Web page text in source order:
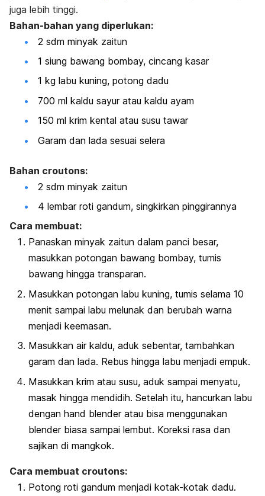
juga lebih tinggi.
Bahan-bahan yang diperlukan:
2 sdm minyak zaitun
1 siung bawang bombay, cincang kasar
1 kg labu kuning, potong dadu
700 ml kaldu sayur atau kaldu ayam
150 ml krim kental atau susu tawar
Garam dan lada sesuai selera
Bahan croutons:
2 sdm minyak zaitun
4 lembar roti gandum, singkirkan pinggirannya
Cara membuat:
Panaskan minyak zaitun dalam panci besar,
masukkan potongan bawang bombay, tumis
bawang hingga transparan.
Masukkan potongan labu kuning, tumis selama 10
menit sampai labu melunak dan berubah warna
menjadi keemasan.
Masukkan air kaldu, aduk sebentar, tambahkan
garam dan lada. Rebus hingga labu menjadi empuk.
Masukkan krim atau susu, aduk sampai menyatu,
masak hingga mendidih. Setelah itu, hancurkan labu
dengan hand blender atau bisa menggunakan
blender biasa sampai lembut. Koreksi rasa dan
sajikan di mangkok.
Cara membuat croutons:
Potong roti gandum menjadi kotak-kotak dadu.